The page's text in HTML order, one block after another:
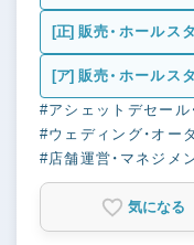
[正] 販売・ホールス
[ア] 販売・ホールス
#アシェットデセール
#ウェディング・オー
#店舗運営・マネジメ
気になる